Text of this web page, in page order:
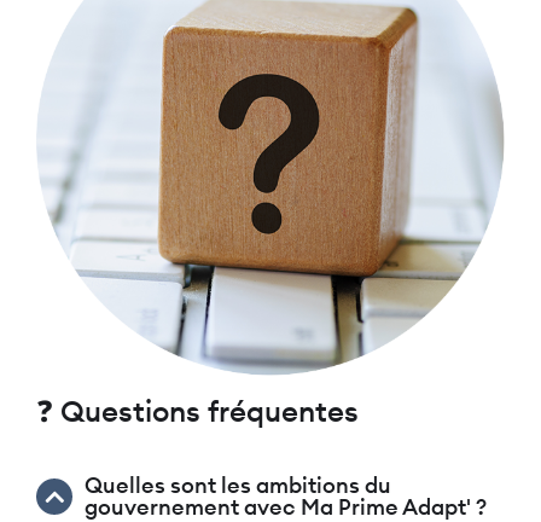
❓ Questions fréquentes
Quelles sont les ambitions du
gouvernement avec Ma Prime Adapt' ?